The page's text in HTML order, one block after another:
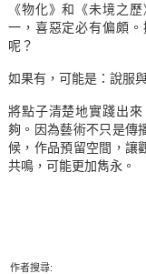
《物化》和《未境之
一，喜惡定必有偏頗
呢？
如果有，可能是：說服
將點子清楚地實踐出
夠。因為藝術不只是傳
候，作品預留空間，讓
共鳴，可能更加雋永。
作者搜尋: